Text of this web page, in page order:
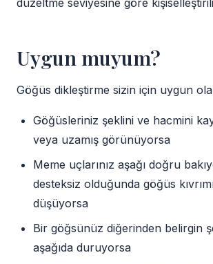
Uygun muyum?
Göğüs dikleştirme sizin için uygun
Göğüsleriniz şeklini ve hacmini
veya uzamış görünüyorsa
Meme uçlarınız aşağı doğru
desteksiz olduğunda göğüs
düşüyorsa
Bir göğsünüz diğerinden belirgin
aşağıda duruyorsa